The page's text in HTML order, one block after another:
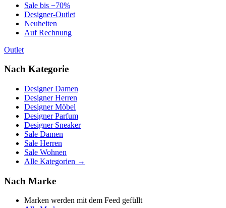
Sale bis −70%
Designer-Outlet
Neuheiten
Auf Rechnung
Outlet
Nach Kategorie
Designer Damen
Designer Herren
Designer Möbel
Designer Parfum
Designer Sneaker
Sale Damen
Sale Herren
Sale Wohnen
Alle Kategorien →
Nach Marke
Marken werden mit dem Feed gefüllt